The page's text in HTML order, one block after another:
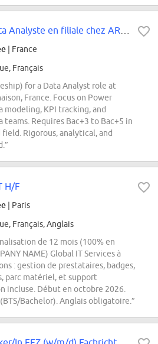
| France
Français
for a Data Analyst role at
France. Focus on Power
modeling, KPI tracking, and
Requires Bac+3 to Bac+5 in
Rigorous, analytical, and
H/F
| Paris
Français, Anglais
de 12 mois (100% en
NAME) Global IT Services à
: gestion de prestataires, badges,
parc matériel, et support
incluse. Début en octobre 2026.
Bachelor). Anglais obligatoire.”